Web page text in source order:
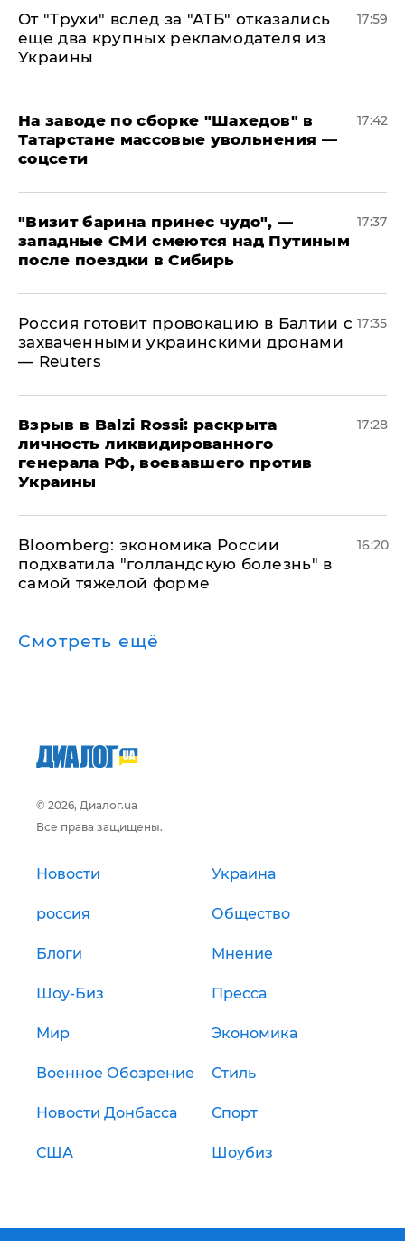
От "Трухи" вслед за "АТБ" отказались
еще два крупных рекламодателя из
Украины
17:59
На заводе по сборке "Шахедов" в
Татарстане массовые увольнения —
соцсети
17:42
"Визит барина принес чудо", —
западные СМИ смеются над Путиным
после поездки в Сибирь
17:37
​Россия готовит провокацию в Балтии с
захваченными украинскими дронами
— Reuters
17:35
​Взрыв в Balzi Rossi: раскрыта
личность ликвидированного
генерала РФ, воевавшего против
Украины
17:28
Bloomberg: экономика России
подхватила "голландскую болезнь" в
самой тяжелой форме
16:20
Смотреть ещё
© 2026, Диалог.ua
Все права защищены.
Новости Украина
россия Общество
Блоги Мнение
Шоу-Биз Пресса
Мир Экономика
Военное Обозрение Стиль
Новости Донбасса Спорт
США Шоубиз